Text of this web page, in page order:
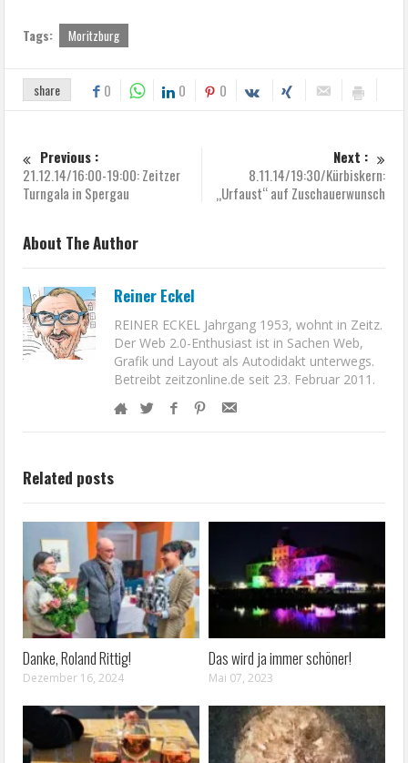
Tags: Moritzburg
share 0 0 0
Previous :
21.12.14/16:00-19:00: Zeitzer
Turngala in Spergau
Next :
8.11.14/19:30/Kürbiskern:
„Urfaust“ auf Zuschauerwunsch
About The Author
Reiner Eckel
REINER ECKEL Jahrgang 1953, wohnt in Zeitz.
Der Web 2.0-Enthusiast ist in Sachen Web,
Grafik und Layout als Autodidakt unterwegs.
Betreibt zeitzonline.de seit 23. Februar 2011.
Related posts
Danke, Roland Rittig!
Dezember 16, 2024
Das wird ja immer schöner!
Mai 07, 2023